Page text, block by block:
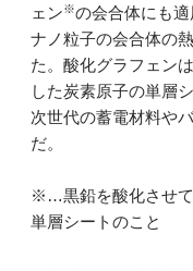
ェン※の会合体にも
ナノ粒子の会合体の
た。酸化グラフェン
した炭素原子の単層
次世代の蓄電材料や
だ。
※…黒鉛を酸化させて
単層シートのこと